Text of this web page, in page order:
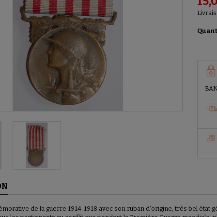
de la guerre 1914-1918 avec son ruban d'origine, très bel état